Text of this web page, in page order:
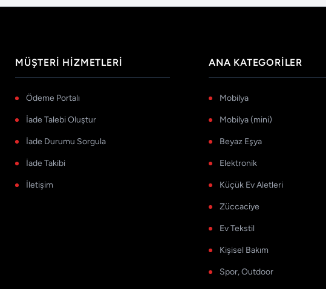
MÜŞTERI HIZMETLERI
Ödeme Portalı
İade Talebi Oluştur
İade Durumu Sorgula
İade Takibi
İletişim
ANA KATEGORILER
Mobilya
Mobilya (mini)
Beyaz Eşya
Elektronik
Küçük Ev Aletleri
Züccaciye
Ev Tekstil
Kişisel Bakım
Spor, Outdoor